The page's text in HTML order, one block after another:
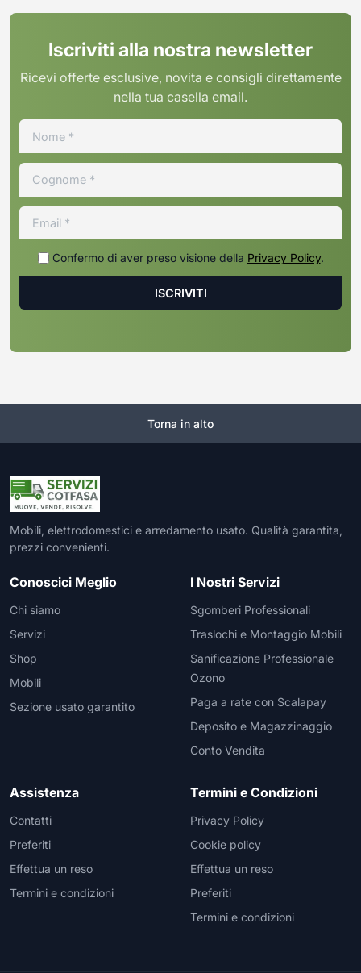
Iscriviti alla nostra newsletter
Ricevi offerte esclusive, novita e consigli direttamente
nella tua casella email.
Confermo di aver preso visione della Privacy Policy.
Torna in alto
Mobili, elettrodomestici e arredamento usato. Qualità garantita,
prezzi convenienti.
Conoscici Meglio
Chi siamo
Servizi
Shop
Mobili
Sezione usato garantito
I Nostri Servizi
Sgomberi Professionali
Traslochi e Montaggio Mobili
Sanificazione Professionale
Ozono
Paga a rate con Scalapay
Deposito e Magazzinaggio
Conto Vendita
Assistenza
Contatti
Preferiti
Effettua un reso
Termini e condizioni
Termini e Condizioni
Privacy Policy
Cookie policy
Effettua un reso
Preferiti
Termini e condizioni